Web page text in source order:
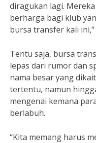
diragukan lagi.
berharga bagi klub
bursa transfer kali
Tentu saja, bursa
lepas dari rumor dan
nama besar yang
tertentu, namun
mengenai kemana
berlabuh.
“Kita memang harus